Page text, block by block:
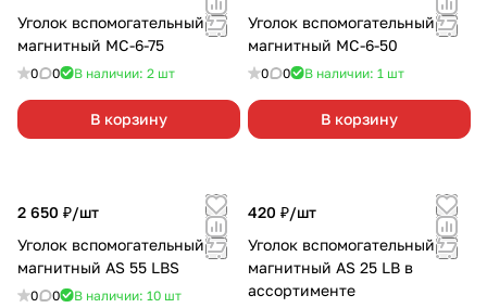
Уголок вспомогательный
магнитный МС-6-75
0 0 В наличии: 2 шт
В корзину
Уголок вспомогательный
магнитный МС-6-50
0 0 В наличии: 1 шт
В корзину
2 650 ₽/шт
Уголок вспомогательный
магнитный AS 55 LBS
0 0 В наличии: 10 шт
420 ₽/шт
Уголок вспомогательный
магнитный AS 25 LB в
ассортименте